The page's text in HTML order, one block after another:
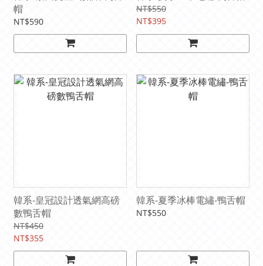
帽
NT$590
NT$550
NT$395
韓系-皇冠設計透氣網高磅
數鴨舌帽
NT$450
NT$355
韓系-夏季冰棒電繡-鴨舌帽
NT$550